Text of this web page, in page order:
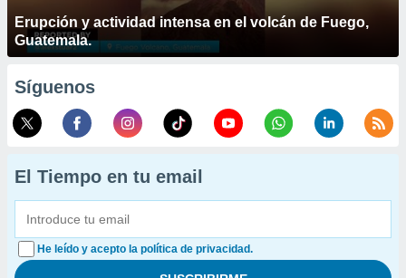
Erupción y actividad intensa en el volcán de Fuego,
Guatemala.
Síguenos
El Tiempo en tu email
He leído y acepto la política de privacidad.